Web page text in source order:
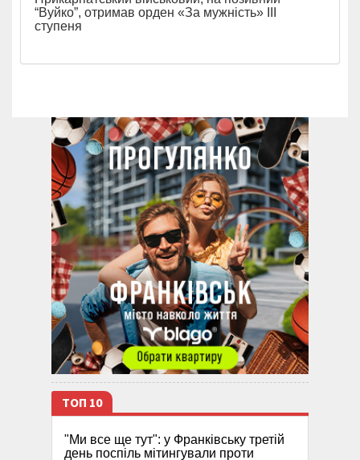
“Вуйко”, отримав орден «За мужність» ІІІ
ступеня
ТОП 10
"Ми все ще тут": у Франківську третій
день поспіль мітингували проти